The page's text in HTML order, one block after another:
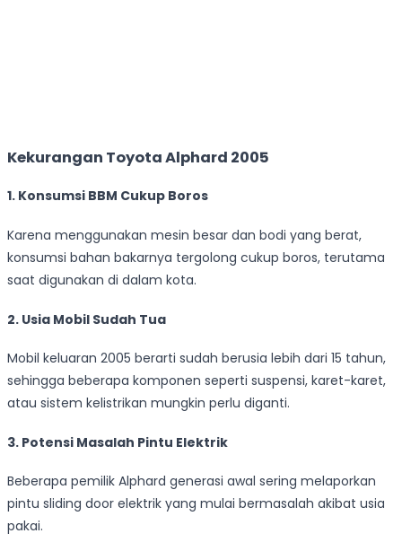
Kekurangan Toyota Alphard 2005
1. Konsumsi BBM Cukup Boros
Karena menggunakan mesin besar dan bodi yang berat,
konsumsi bahan bakarnya tergolong cukup boros, terutama
saat digunakan di dalam kota.
2. Usia Mobil Sudah Tua
Mobil keluaran 2005 berarti sudah berusia lebih dari 15 tahun,
sehingga beberapa komponen seperti suspensi, karet-karet,
atau sistem kelistrikan mungkin perlu diganti.
3. Potensi Masalah Pintu Elektrik
Beberapa pemilik Alphard generasi awal sering melaporkan
pintu sliding door elektrik yang mulai bermasalah akibat usia
pakai.